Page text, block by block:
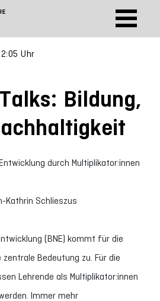
Uhr
Bildung,
durch Multiplikator:innen
Kathrin Schlieszus
(BNE) kommt für die
zentrale Bedeutung zu. Für die
Lehrende als Multiplikator:innen
Immer mehr